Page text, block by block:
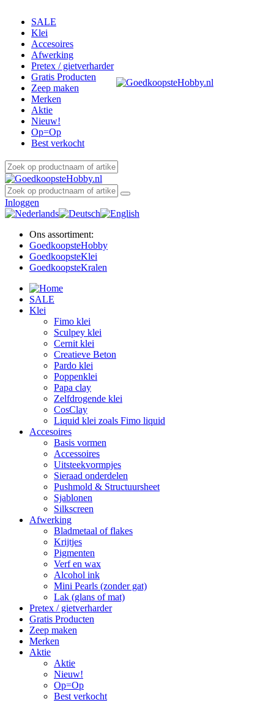
SALE
Klei
Accesoires
Afwerking
Pretex / gietverharder
Gratis Producten
Zeep maken
Merken
Aktie
Nieuw!
Op=Op
Best verkocht
Inloggen
Ons assortiment:
GoedkoopsteHobby
GoedkoopsteKlei
GoedkoopsteKralen
SALE
Klei
Fimo klei
Sculpey klei
Cernit klei
Creatieve Beton
Pardo klei
Poppenklei
Papa clay
Zelfdrogende klei
CosClay
Liquid klei zoals Fimo liquid
Accesoires
Basis vormen
Accessoires
Uitsteekvormpjes
Sieraad onderdelen
Pushmold & Structuursheet
Sjablonen
Silkscreen
Afwerking
Bladmetaal of flakes
Krijtjes
Pigmenten
Verf en wax
Alcohol ink
Mini Pearls (zonder gat)
Lak (glans of mat)
Pretex / gietverharder
Gratis Producten
Zeep maken
Merken
Aktie
Aktie
Nieuw!
Op=Op
Best verkocht